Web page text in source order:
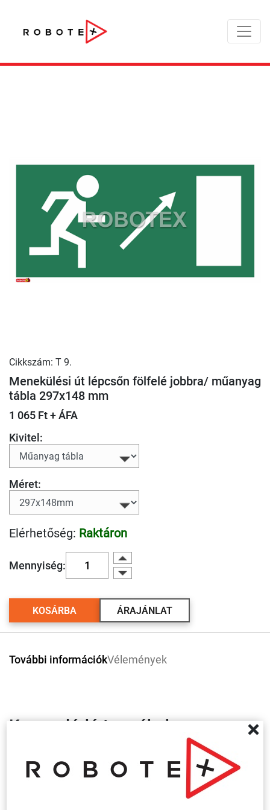
Cikkszám: T 9.
Menekülési út lépcsőn fölfelé jobbra/ műanyag
tábla 297x148 mm
1 065 Ft + ÁFA
Kivitel:
Méret:
Elérhetőség: Raktáron
Mennyiség:
KOSÁRBA ÁRAJÁNLAT
További információkVélemények
Kapcsolódó termékek
Több
variáció